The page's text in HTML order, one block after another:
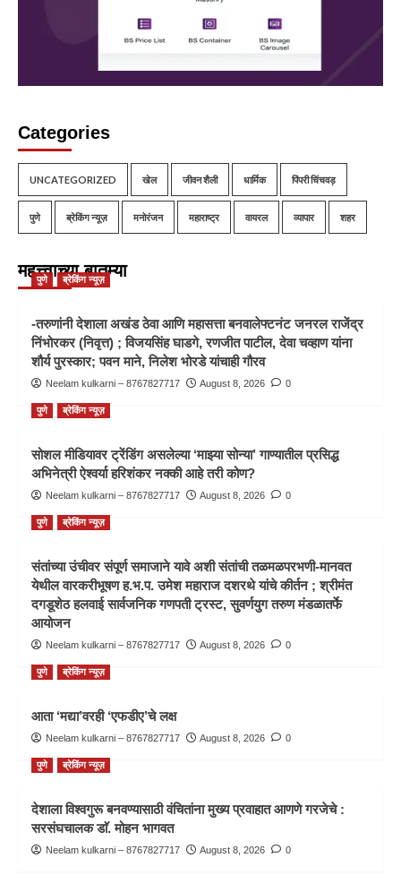
Categories
UNCATEGORIZED खेल जीवन शैली धार्मिक पिंपरी चिंचवड़
पुणे ब्रेकिंग न्यूज़ मनोरंजन महाराष्ट्र वायरल व्यापार शहर
महत्त्वाच्या बातम्या
पुणे ब्रेकिंग न्यूज़
-तरुणांनी देशाला अखंड ठेवा आणि महासत्ता बनवालेफ्टनंट जनरल राजेंद्र
निंभोरकर (निवृत्त) ; विजयसिंह घाडगे, रणजीत पाटील, देवा चव्हाण यांना
शौर्य पुरस्कार; पवन माने, निलेश भोरडे यांचाही गौरव
Neelam kulkarni – 8767827717 August 8, 2026 0
पुणे ब्रेकिंग न्यूज़
सोशल मीडियावर ट्रेंडिंग असलेल्या ‘माझ्या सोन्या’ गाण्यातील प्रसिद्ध
अभिनेत्री ऐश्वर्या हरिशंकर नक्की आहे तरी कोण?
Neelam kulkarni – 8767827717 August 8, 2026 0
पुणे ब्रेकिंग न्यूज़
संतांच्या उंचीवर संपूर्ण समाजाने यावे अशी संतांची तळमळपरभणी-मानवत
येथील वारकरीभूषण ह.भ.प. उमेश महाराज दशरथे यांचे कीर्तन ; श्रीमंत
दगडूशेठ हलवाई सार्वजनिक गणपती ट्रस्ट, सुवर्णयुग तरुण मंडळातर्फे
आयोजन
Neelam kulkarni – 8767827717 August 8, 2026 0
पुणे ब्रेकिंग न्यूज़
आता ‘मद्या’वरही ‘एफडीए’चे लक्ष
Neelam kulkarni – 8767827717 August 8, 2026 0
पुणे ब्रेकिंग न्यूज़
देशाला विश्वगुरू बनवण्यासाठी वंचितांना मुख्य प्रवाहात आणणे गरजेचे :
सरसंघचालक डाॅ. मोहन भागवत
Neelam kulkarni – 8767827717 August 8, 2026 0